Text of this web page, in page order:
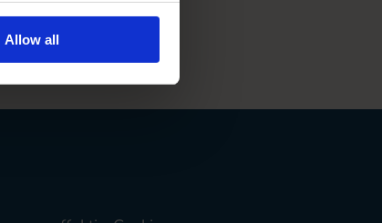
Allow all
kan også trække dit